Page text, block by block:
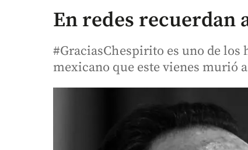
En redes recuerdan
#GraciasChespirito es uno de los
mexicano que este vienes murió